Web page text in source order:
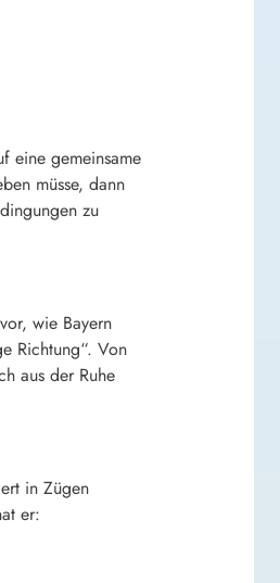
eine gemeinsame
müsse, dann
zu
wie Bayern
Richtung“. Von
aus der Ruhe
in Zügen
er: